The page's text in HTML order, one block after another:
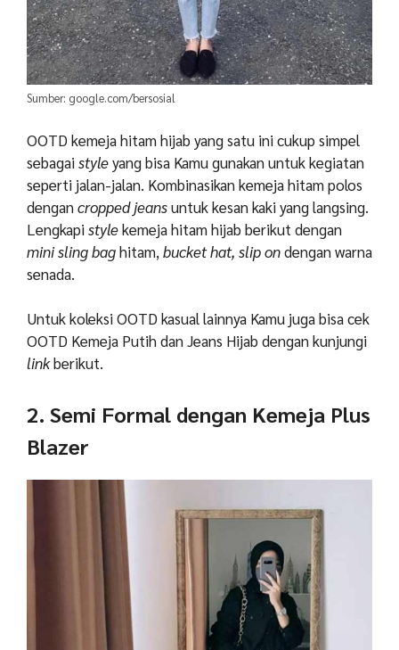
Sumber: google.com/bersosial
OOTD kemeja hitam hijab yang satu ini cukup simpel
sebagaistyleyang bisa Kamu gunakan untuk kegiatan
seperti jalan-jalan. Kombinasikan kemeja hitam polos
dengancropped jeansuntuk kesan kaki yang langsing.
Lengkapistylekemeja hitam hijab berikut dengan
mini sling baghitam, bucket hat, slip ondengan warna
senada.
Untuk koleksi OOTD kasual lainnya Kamu juga bisa cek
OOTD Kemeja Putih dan Jeans Hijab dengan kunjungi
linkberikut.
2. Semi Formal dengan Kemeja Plus
Blazer